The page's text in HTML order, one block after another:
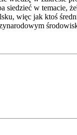
w temacie,
więc jak ktoś